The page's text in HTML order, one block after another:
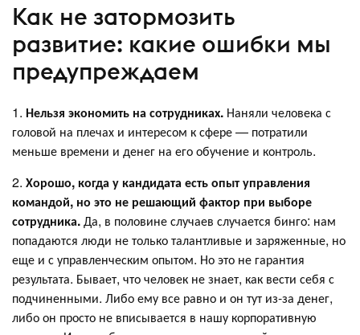
Как не затормозить
развитие: какие ошибки мы
предупреждаем
1. Нельзя экономить на сотрудниках. Наняли человека с
головой на плечах и интересом к сфере — потратили
меньше времени и денег на его обучение и контроль.
2. Хорошо, когда у кандидата есть опыт управления
командой, но это не решающий фактор при выборе
сотрудника.Да, в половине случаев случается бинго: нам
попадаются люди не только талантливые и заряженные, но
еще и с управленческим опытом. Но это не гарантия
результата. Бывает, что человек не знает, как вести себя с
подчиненными. Либо ему все равно и он тут из-за денег,
либо он просто не вписывается в нашу корпоративную